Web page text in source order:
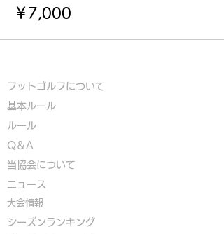
￥7,000
フットゴルフについて
基本ルール
ルール
Q＆A
​当協会について
​ニュース
大会情報
シーズンランキング